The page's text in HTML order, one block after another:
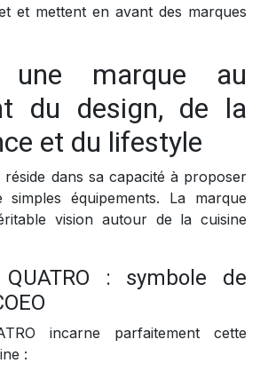
et mettent en avant des marques
une marque au
du design, de la
et du lifestyle
réside dans sa capacité à proposer
équipements. La marque
vision autour de la cuisine
: symbole de
incarne parfaitement cette
: